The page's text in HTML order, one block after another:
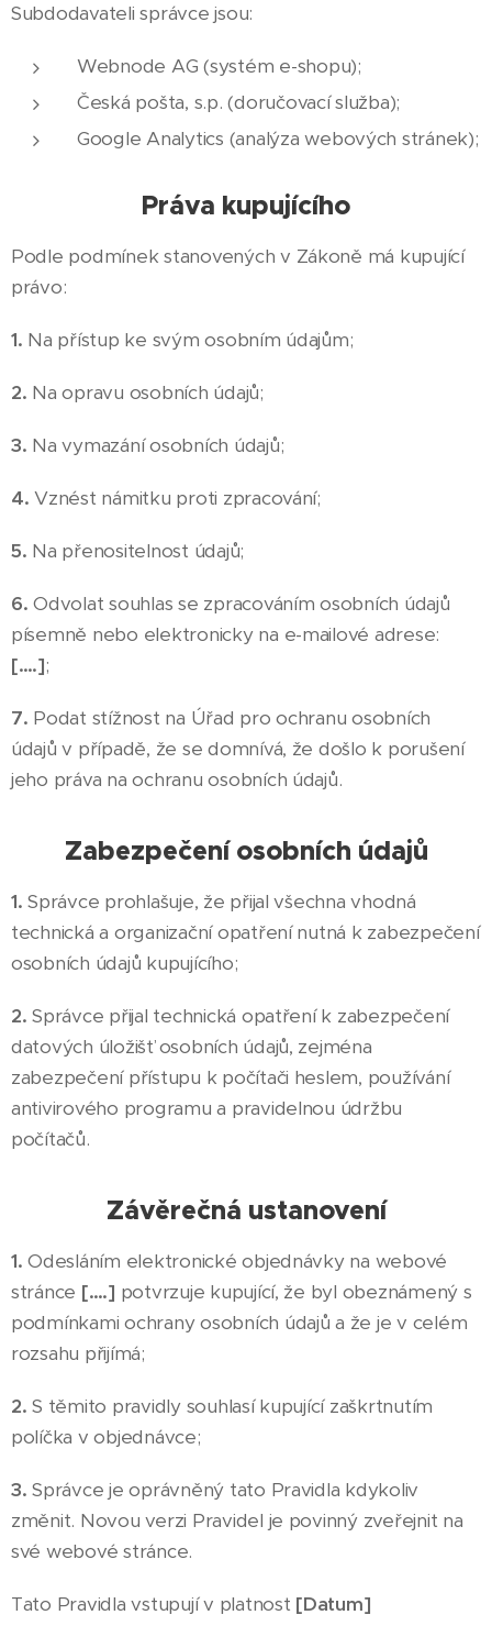
Subdodavateli správce jsou:
Webnode AG (systém e-shopu);
Česká pošta, s.p. (doručovací služba);
Google Analytics (analýza webových stránek);
Práva kupujícího
Podle podmínek stanovených v Zákoně má kupující
právo:
1. Na přístup ke svým osobním údajům;
2. Na opravu osobních údajů;
3. Na vymazání osobních údajů;
4.Vznést námitku proti zpracování;
5. Na přenositelnost údajů;
6.Odvolat souhlas se zpracováním osobních údajů
písemně nebo elektronicky na e-mailové adrese:
[….];
7. Podat stížnost na Úřad pro ochranu osobních
údajů v případě, že se domnívá, že došlo k porušení
jeho práva na ochranu osobních údajů.
Zabezpečení osobních údajů
1. Správce prohlašuje, že přijal všechna vhodná
technická a organizační opatření nutná k zabezpečení
osobních údajů kupujícího;
2.Správce přijal technická opatření k zabezpečení
datových úložišť osobních údajů, zejména
zabezpečení přístupu k počítači heslem, používání
antivirového programu a pravidelnou údržbu
počítačů.
Závěrečná ustanovení
1.Odesláním elektronické objednávky na webové
stránce [….] potvrzuje kupující, že byl obeznámený s
podmínkami ochrany osobních údajů a že je v celém
rozsahu přijímá;
2. S těmito pravidly souhlasí kupující zaškrtnutím
políčka v objednávce;
3. Správce je oprávněný tato Pravidla kdykoliv
změnit. Novou verzi Pravidel je povinný zveřejnit na
své webové stránce.
Tato Pravidla vstupují v platnost [Datum]